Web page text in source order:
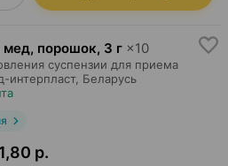
порошок, 3 г ×10
суспензии для приема
интерпласт, Беларусь
р.